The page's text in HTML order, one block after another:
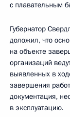
с плавательным
Губернатор
доложил, что
на объекте
организаций
выявленных в
завершения
документация,
в эксплуатацию.